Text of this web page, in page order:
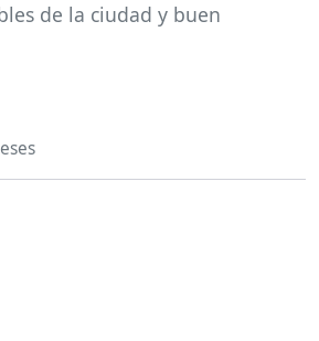
de la ciudad y buen